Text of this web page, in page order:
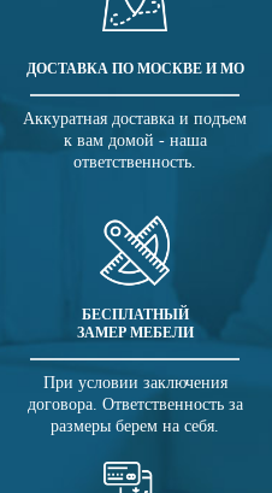
ДОСТАВКА ПО МОСКВЕ И МО
Аккуратная доставка и подъем
к вам домой - наша
ответственность.
БЕСПЛАТНЫЙ
ЗАМЕР МЕБЕЛИ
При условии заключения
договора. Ответственность за
размеры берем на себя.